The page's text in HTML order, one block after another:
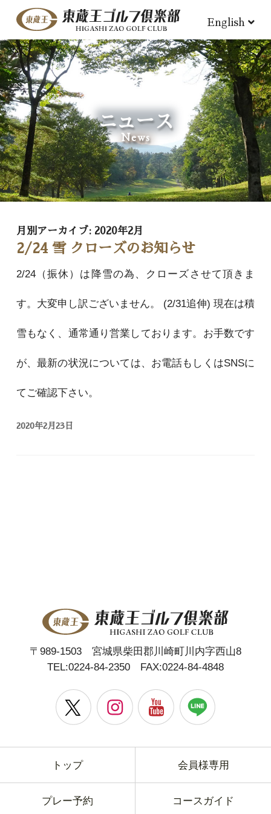
English
ニュース
News
月別アーカイブ: 2020年2月
2/24 雪 クローズのお知らせ
2/24（振休）は降雪の為、クローズさせて頂きま
す。大変申し訳ございません。 (2/31追伸) 現在は積
雪もなく、通常通り営業しております。お手数です
が、最新の状況については、お電話もしくはSNSに
てご確認下さい。
2020年2月23日
〒989-1503 宮城県柴田郡川崎町川内字西山8
TEL:0224-84-2350FAX:0224-84-4848
トップ 会員様専用
プレー予約 コースガイド